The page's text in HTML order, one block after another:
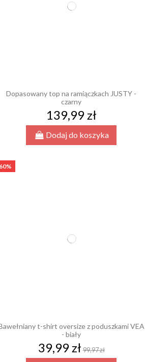
Dopasowany top na ramiączkach JUSTY -
czarny
139,99 zł
Dodaj do koszyka
t-shirt oversize z poduszkami VEA
- biały
39,99 zł 99,97 zł